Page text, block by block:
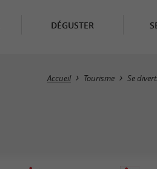
DÉGUSTER
Accueil Tourisme Se